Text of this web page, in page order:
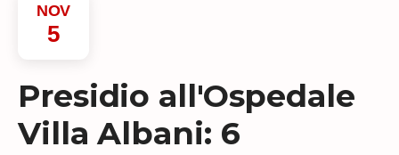
NOV
5
Presidio all'Ospedale
Villa Albani: 6